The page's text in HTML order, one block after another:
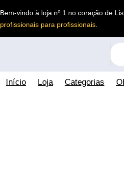
para
o
conteúdo
Bem-vindo à loja nº 1 no coração de
profissionais para profissionais
S
e
a
Início Loja Categorias